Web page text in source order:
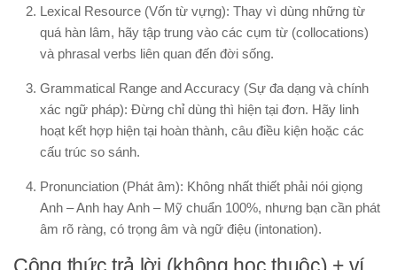
Lexical Resource (Vốn từ vựng): Thay vì dùng những từ
quá hàn lâm, hãy tập trung vào các cụm từ (collocations)
và phrasal verbs liên quan đến đời sống.
Grammatical Range and Accuracy (Sự đa dạng và chính
xác ngữ pháp): Đừng chỉ dùng thì hiện tại đơn. Hãy linh
hoạt kết hợp hiện tại hoàn thành, câu điều kiện hoặc các
cấu trúc so sánh.
Pronunciation (Phát âm): Không nhất thiết phải nói giọng
Anh – Anh hay Anh – Mỹ chuẩn 100%, nhưng bạn cần phát
âm rõ ràng, có trọng âm và ngữ điệu (intonation).